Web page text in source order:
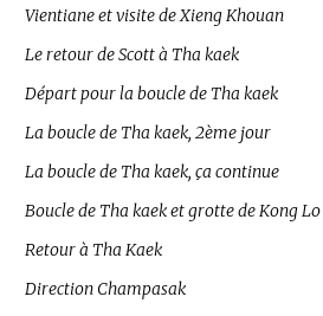
Vientiane et visite de Xieng Khouan
Le retour de Scott à Tha kaek
Départ pour la boucle de Tha kaek
La boucle de Tha kaek, 2ème jour
La boucle de Tha kaek, ça continue
Boucle de Tha kaek et grotte de Kong Lo
Retour à Tha Kaek
Direction Champasak